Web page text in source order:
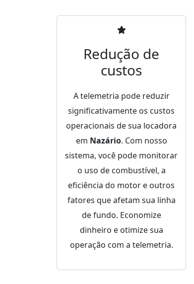
Redução de
custos
A telemetria pode reduzir
significativamente os custos
operacionais de sua locadora
em Nazário. Com nosso
sistema, você pode monitorar
o uso de combustível, a
eficiência do motor e outros
fatores que afetam sua linha
de fundo. Economize
dinheiro e otimize sua
operação com a telemetria.